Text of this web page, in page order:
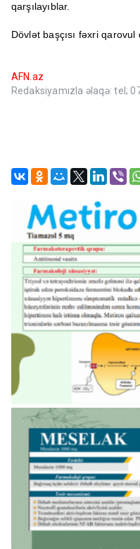
qarşılayıblar.
Dövlət başçısı fəxri qarovul
AFN.az
Redaksiyamızla əlaqə: tel;